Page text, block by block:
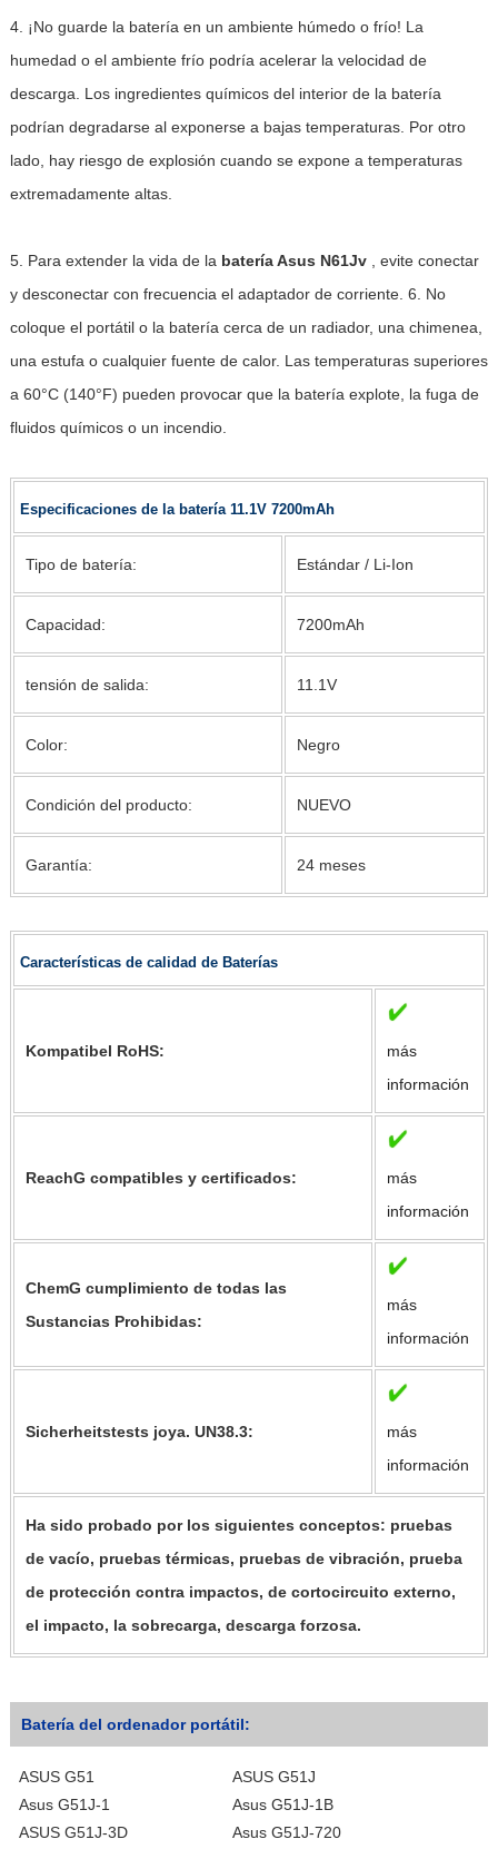
4. ¡No guarde la batería en un ambiente húmedo o frío! La
humedad o el ambiente frío podría acelerar la velocidad de
descarga. Los ingredientes químicos del interior de la batería
podrían degradarse al exponerse a bajas temperaturas. Por otro
lado, hay riesgo de explosión cuando se expone a temperaturas
extremadamente altas.
5. Para extender la vida de labatería Asus N61Jv , evite conectar
y desconectar con frecuencia el adaptador de corriente. 6. No
coloque el portátil o la batería cerca de un radiador, una chimenea,
una estufa o cualquier fuente de calor. Las temperaturas superiores
a 60°C (140°F) pueden provocar que la batería explote, la fuga de
fluidos químicos o un incendio.
Especificaciones de la batería 11.1V 7200mAh
Tipo de batería: Estándar / Li-Ion
Capacidad: 7200mAh
tensión de salida: 11.1V
Color: Negro
Condición del producto: NUEVO
Garantía: 24 meses
Características de calidad de Baterías
Kompatibel RoHS:
más
información
ReachG compatibles y certificados:
más
información
ChemG cumplimiento de todas las
Sustancias Prohibidas:
más
información
Sicherheitstests joya. UN38.3:
más
información
Ha sido probado por los siguientes conceptos: pruebas
de vacío, pruebas térmicas, pruebas de vibración, prueba
de protección contra impactos, de cortocircuito externo,
el impacto, la sobrecarga, descarga forzosa.
Batería del ordenador portátil:
ASUS G51
ASUS G51J
Asus G51J-1
Asus G51J-1B
ASUS G51J-3D
Asus G51J-720